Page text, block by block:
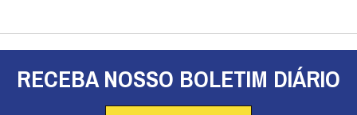
RECEBA NOSSO BOLETIM DIÁRIO